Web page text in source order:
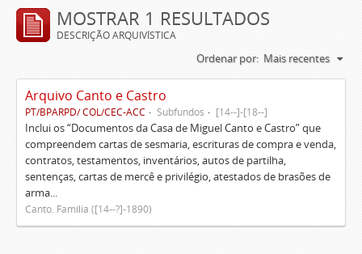
MOSTRAR 1 RESULTADOS
DESCRIÇÃO ARQUIVÍSTICA
Ordenar por: Mais recentes
Arquivo Canto e Castro
PT/BPARPD/ COL/CEC-ACC Subfundos [14--]-[18--]
Inclui os “Documentos da Casa de Miguel Canto e Castro” que
compreendem cartas de sesmaria, escrituras de compra e venda,
contratos, testamentos, inventários, autos de partilha,
sentenças, cartas de mercê e privilégio, atestados de brasões de
arma...
Canto. Família ([14--?]-1890)